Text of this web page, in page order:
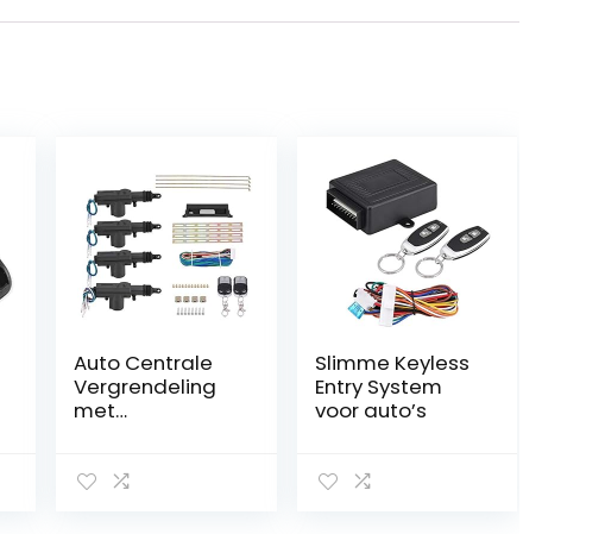
Auto Centrale
Vergrendeling
met
Slimme Keyless
Entry System
voor auto’s